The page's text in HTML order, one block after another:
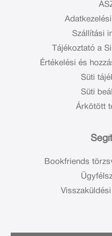
Szállítási
Tájékoztató a
Értékelési és
Süti
Süti
Árkötött
Bookfriends